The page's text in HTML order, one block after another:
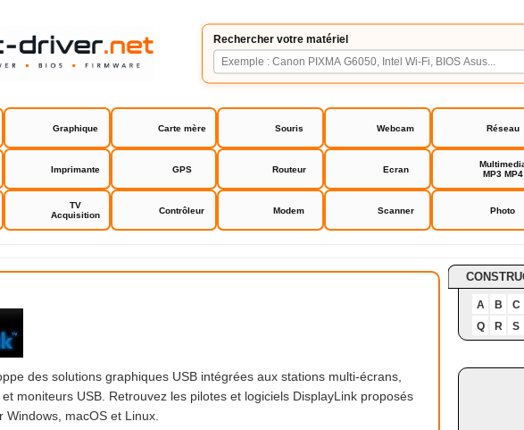
Rechercher votre matériel
Graphique Carte mère Souris Webcam Réseau
Imprimante GPS Routeur Ecran
MP3 MP4
TV
Acquisition
Contrôleur Modem Scanner Photo
DisplayLink driver
des solutions graphiques USB intégrées aux stations multi-écrans,
moniteurs USB. Retrouvez les pilotes et logiciels DisplayLink proposés
Windows, macOS et Linux.
A B
C
Q
R S